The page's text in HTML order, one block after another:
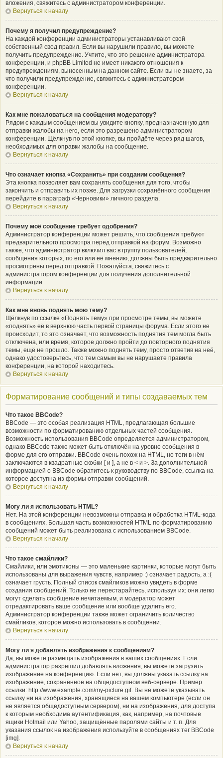
вложения, свяжитесь с администратором конференции.
Вернуться к началу
Почему я получил предупреждение?
На каждой конференции администраторы устанавливают свой
собственный свод правил. Если вы нарушили правило, вы можете
получить предупреждение. Учтите, что это решение администратора
конференции, и phpBB Limited не имеет никакого отношения к
предупреждениям, вынесенным на данном сайте. Если вы не знаете, за
что получили предупреждение, свяжитесь с администратором
конференции.
Вернуться к началу
Как мне пожаловаться на сообщения модератору?
Рядом с каждым сообщением вы увидите кнопку, предназначенную для
отправки жалобы на него, если это разрешено администратором
конференции. Щёлкнув по этой кнопке, вы пройдёте через ряд шагов,
необходимых для оправки жалобы на сообщение.
Вернуться к началу
Что означает кнопка «Сохранить» при создании сообщения?
Эта кнопка позволяет вам сохранять сообщения для того, чтобы
закончить и отправить их позже. Для загрузки сохранённого сообщения
перейдите в параграф «Черновики» личного раздела.
Вернуться к началу
Почему моё сообщение требует одобрения?
Администратор конференции может решить, что сообщения требуют
предварительного просмотра перед отправкой на форум. Возможно
также, что администратор включил вас в группу пользователей,
сообщения которых, по его или её мнению, должны быть предварительно
просмотрены перед отправкой. Пожалуйста, свяжитесь с
администратором конференции для получения дополнительной
информации.
Вернуться к началу
Как мне вновь поднять мою тему?
Щёлкнув по ссылке «Поднять тему» при просмотре темы, вы можете
«поднять» её в верхнюю часть первой страницы форума. Если этого не
происходит, то это означает, что возможность поднятия тем могла быть
отключена, или время, которое должно пройти до повторного поднятия
темы, ещё не прошло. Также можно поднять тему, просто ответив на неё,
однако удостоверьтесь, что тем самым вы не нарушаете правила
конференции, на которой находитесь.
Вернуться к началу
Форматирование сообщений и типы создаваемых тем
Что такое BBCode?
BBCode — это особая реализация HTML, предлагающая большие
возможности по форматированию отдельных частей сообщения.
Возможность использования BBCode определяется администратором,
однако BBCode также может быть отключён на уровне сообщения в
форме для его отправки. BBCode очень похож на HTML, но теги в нём
заключаются в квадратные скобки [ и ], а не в < и >. За дополнительной
информацией о BBCode обратитесь к руководству по BBCode, ссылка на
которое доступна из формы отправки сообщений.
Вернуться к началу
Могу ли я использовать HTML?
Нет. На этой конференции невозможны отправка и обработка HTML-кода
в сообщениях. Большая часть возможностей HTML по форматированию
сообщений может быть реализована с использованием BBCode.
Вернуться к началу
Что такое смайлики?
Смайлики, или эмотиконы — это маленькие картинки, которые могут быть
использованы для выражения чувств, например :) означает радость, а :(
означает грусть. Полный список смайликов можно увидеть в форме
создания сообщений. Только не перестарайтесь, используя их: они легко
могут сделать сообщение нечитаемым, и модератор может
отредактировать ваше сообщение или вообще удалить его.
Администратор конференции также может ограничить количество
смайликов, которое можно использовать в сообщении.
Вернуться к началу
Могу ли я добавлять изображения к сообщениям?
Да, вы можете размещать изображения в ваших сообщениях. Если
администратор разрешил добавлять вложения, вы можете загрузить
изображение на конференцию. Если нет, вы должны указать ссылку на
изображение, сохранённое на общедоступном веб-сервере. Пример
ссылки: http://www.example.com/my-picture.gif. Вы не можете указывать
ссылку ни на изображения, хранящиеся на вашем компьютере (если он
не является общедоступным сервером), ни на изображения, для доступа
к которым необходима аутентификация, как, например, на почтовые
ящики Hotmail или Yahoo, защищённые паролями сайты и т. п. Для
указания ссылок на изображения используйте в сообщениях тег BBCode
[img].
Вернуться к началу